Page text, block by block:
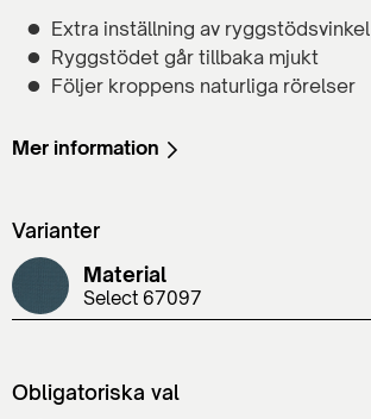
Extra inställning av ryggstödsvinkel
Ryggstödet går tillbaka mjukt
Följer kroppens naturliga rörelser
Mer information
Varianter
Material
Select 67097
Obligatoriska val